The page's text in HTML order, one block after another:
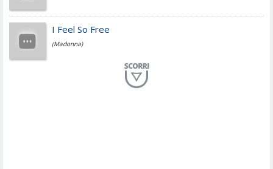
Simone Cristicchi
I Feel So Free
(Madonna)